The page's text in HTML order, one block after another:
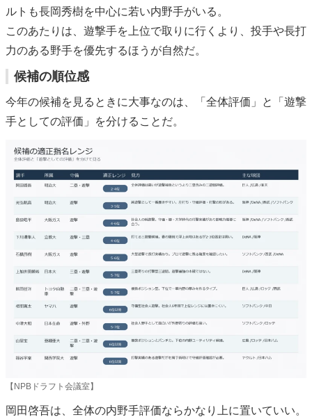
ルトも長岡秀樹を中心に若い内野手がいる。
このあたりは、遊撃手を上位で取りに行くより、投手や長打
力のある野手を優先するほうが自然だ。
候補の順位感
今年の候補を見るときに大事なのは、「全体評価」と「遊撃
手としての評価」を分けることだ。
【NPBドラフト会議室】
岡田啓吾は、全体の内野手評価ならかなり上に置いていい。